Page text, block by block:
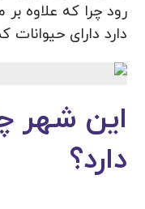
رود چرا که علاوه
دارد دارای
این شهر
دارد؟